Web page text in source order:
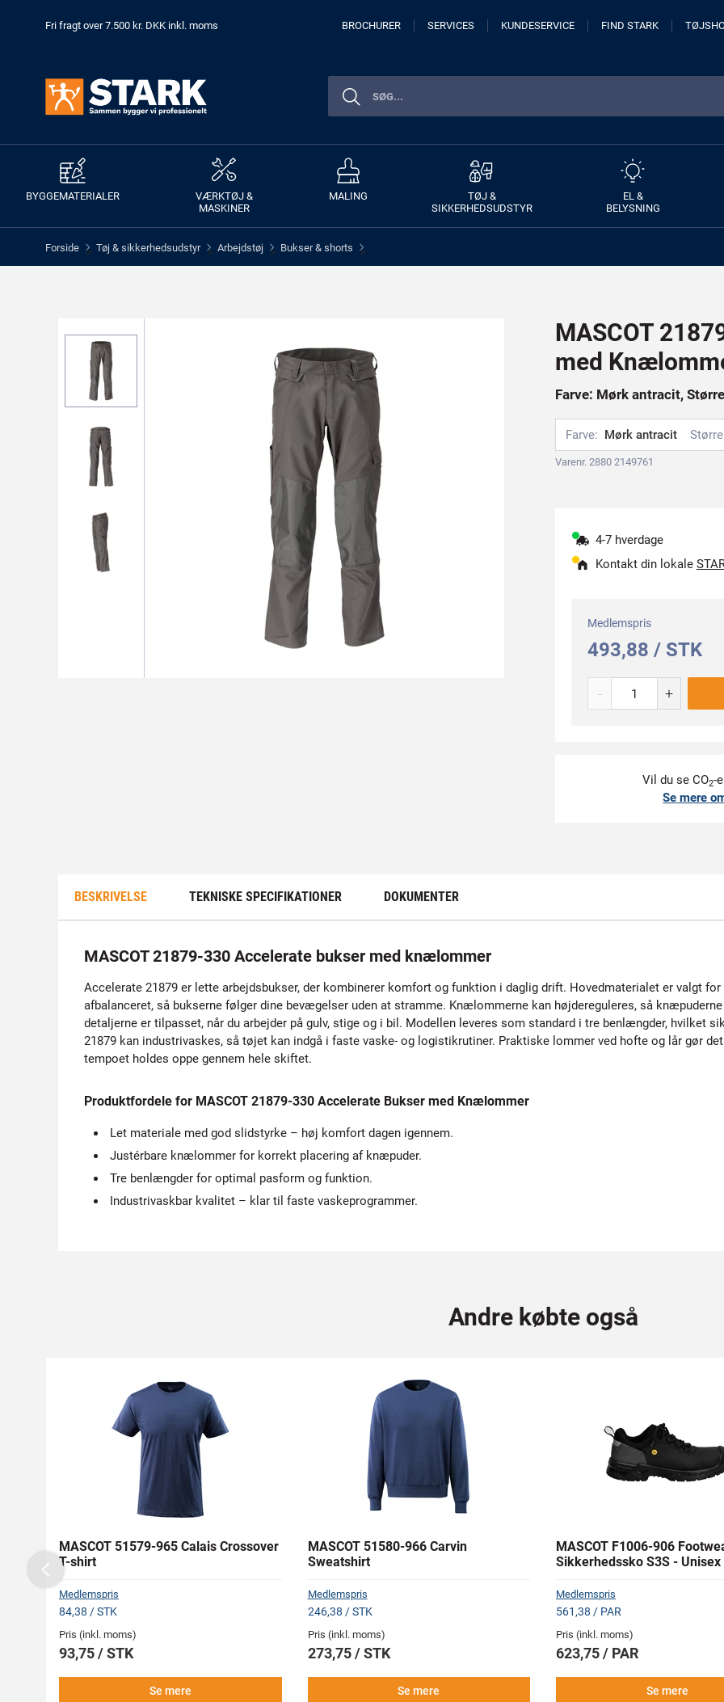
Fri fragt over 7.500 kr. DKK inkl. moms BROCHURER SERVICES KUNDESERVICE FIND STARK
BYGGEMATERIALER
VÆRKTØJ &
MASKINER
MALING
TØJ &
SIKKERHEDSUDSTYR
EL &
BELYSNING
Forside > Tøj & sikkerhedsudstyr > Arbejdstøj > Bukser & shorts >
MASCOT
med
Farve: Mørk antracit,
Farve: Mørk antracit
Varenr. 2880 2149761
4-7 hverdage
Kontakt din lokale
Medlemspris
493,88 / STK
- +
Vil du se CO2-
Se mere
BESKRIVELSE TEKNISKE SPECIFIKATIONER DOKUMENTER
MASCOT 21879-330 Accelerate bukser med knælommer
Accelerate 21879 er lette arbejdsbukser, der kombinerer komfort og funktion i daglig drift. Hovedmaterialet er valgt
afbalanceret, så bukserne følger dine bevægelser uden at stramme. Knælommerne kan højdereguleres, så
detaljerne er tilpasset, når du arbejder på gulv, stige og i bil. Modellen leveres som standard i tre benlængder, hvilket
21879 kan industrivaskes, så tøjet kan indgå i faste vaske- og logistikrutiner. Praktiske lommer ved hofte og lår gør
tempoet holdes oppe gennem hele skiftet.
Produktfordele for MASCOT 21879-330 Accelerate Bukser med Knælommer
Let materiale med god slidstyrke – høj komfort dagen igennem.
Justérbare knælommer for korrekt placering af knæpuder.
Tre benlængder for optimal pasform og funktion.
Industrivaskbar kvalitet – klar til faste vaskeprogrammer.
Andre købte også
MASCOT 51579-965 Calais Crossover
T-shirt
Medlemspris
84,38 / STK
Pris (inkl. moms)
93,75 / STK
Se mere
MASCOT 51580-966 Carvin
Sweatshirt
Medlemspris
246,38 / STK
Pris (inkl. moms)
273,75 / STK
Se mere
MASCOT F1006-906
Sikkerhedssko S3S - Unisex
Medlemspris
561,38 / PAR
Pris (inkl. moms)
623,75 / PAR
Se mere
Previous